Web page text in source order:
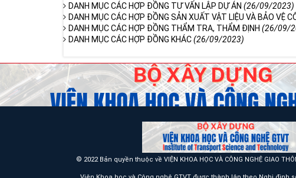
DANH MỤC CÁC HỢP ĐỒNG TƯ VẤN LẬP DỰ ÁN (26/09/2023)
DANH MỤC CÁC HỢP ĐỒNG SẢN XUẤT VẬT LIỆU VÀ BẢO VỆ
DANH MỤC CÁC HỢP ĐỒNG THẨM TRA, THẨM ĐỊNH (26/09/
DANH MỤC CÁC HỢP ĐỒNG KHÁC(26/09/2023)
© 2022 Bản quyền thuộc về VIỆN KHOA HỌC VÀ CÔNG NGHỆ GIAO